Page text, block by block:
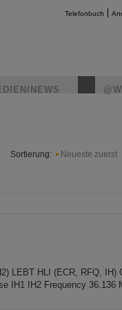
Telefonbuch
NEWS
Sortierung: Neueste zuerst
LEBT HLI (ECR, RFQ, IH)
IH1 IH2 Frequency 36.136